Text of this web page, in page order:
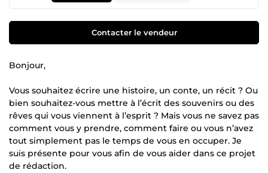
Contacter le vendeur
Bonjour,
Vous souhaitez écrire une histoire, un conte, un récit ? Ou
bien souhaitez-vous mettre à l’écrit des souvenirs ou des
rêves qui vous viennent à l’esprit ? Mais vous ne savez pas
comment vous y prendre, comment faire ou vous n’avez
tout simplement pas le temps de vous en occuper. Je
suis présente pour vous afin de vous aider dans ce projet
de rédaction.